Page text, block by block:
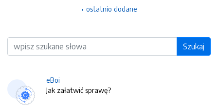
ostatnio dodane
Wyszukiwarka Szukaj
eBoi
Jak załatwić sprawę?